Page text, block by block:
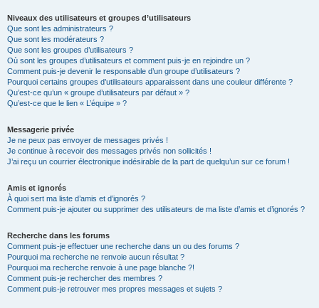
Niveaux des utilisateurs et groupes d’utilisateurs
Que sont les administrateurs ?
Que sont les modérateurs ?
Que sont les groupes d’utilisateurs ?
Où sont les groupes d’utilisateurs et comment puis-je en rejoindre un ?
Comment puis-je devenir le responsable d’un groupe d’utilisateurs ?
Pourquoi certains groupes d’utilisateurs apparaissent dans une couleur différente ?
Qu’est-ce qu’un « groupe d’utilisateurs par défaut » ?
Qu’est-ce que le lien « L’équipe » ?
Messagerie privée
Je ne peux pas envoyer de messages privés !
Je continue à recevoir des messages privés non sollicités !
J’ai reçu un courrier électronique indésirable de la part de quelqu’un sur ce forum !
Amis et ignorés
À quoi sert ma liste d’amis et d’ignorés ?
Comment puis-je ajouter ou supprimer des utilisateurs de ma liste d’amis et d’ignorés ?
Recherche dans les forums
Comment puis-je effectuer une recherche dans un ou des forums ?
Pourquoi ma recherche ne renvoie aucun résultat ?
Pourquoi ma recherche renvoie à une page blanche ?!
Comment puis-je rechercher des membres ?
Comment puis-je retrouver mes propres messages et sujets ?